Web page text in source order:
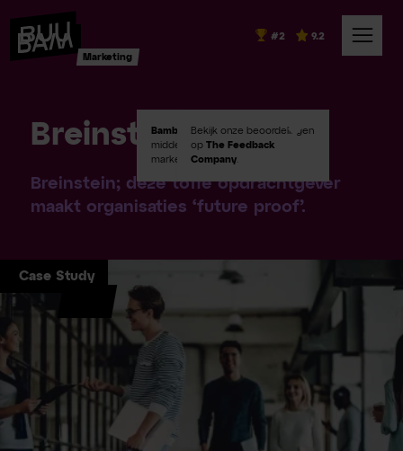
Marketing
#2
Bambuu #2in Emerce100
middelgroot digital
marketingbureaus!
9.2
Bekijk onze beoordelingen
opThe Feedback
Company.
Breinstein
Breinstein; deze toffe opdrachtgever
maakt organisaties ‘future proof’.
Case Study